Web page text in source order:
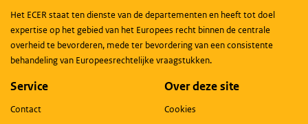
Het ECER staat ten dienste van de departementen en heeft tot doel
expertise op het gebied van het Europees recht binnen de centrale
overheid te bevorderen, mede ter bevordering van een consistente
behandeling van Europeesrechtelijke vraagstukken.
Service
Contact
Over deze site
Cookies